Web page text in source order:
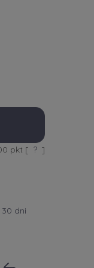
pkt [ ? ]
dni